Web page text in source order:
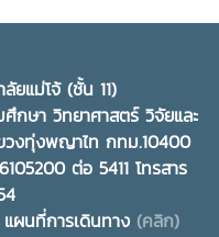
านกล่าวเปิดและปาฐกถา
AI: Driving
อ “พลิกโฉมการทำงาน
องศาสตราจารย์ ดร.วีระ
จ้ กล่าวต้อนรับ และ นาย
าข้าราชการ พนักงานและ
ยแม่โจ้ (ชั้น 11)
กษา วิทยาศาสตร์ วิจัยและ
วงทุ่งพญาไท กทม.10400
ต่อ 5411 โทรสาร
นที่การเดินทาง (คลิก)